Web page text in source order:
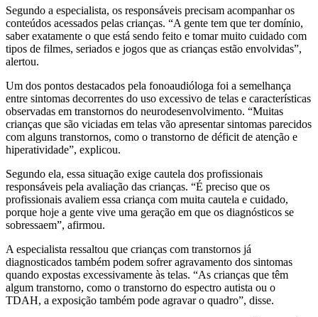
Segundo a especialista, os responsáveis precisam acompanhar os
conteúdos acessados pelas crianças. “A gente tem que ter domínio,
saber exatamente o que está sendo feito e tomar muito cuidado com
tipos de filmes, seriados e jogos que as crianças estão envolvidas”,
alertou.
Um dos pontos destacados pela fonoaudióloga foi a semelhança
entre sintomas decorrentes do uso excessivo de telas e características
observadas em transtornos do neurodesenvolvimento. “Muitas
crianças que são viciadas em telas vão apresentar sintomas parecidos
com alguns transtornos, como o transtorno de déficit de atenção e
hiperatividade”, explicou.
Segundo ela, essa situação exige cautela dos profissionais
responsáveis pela avaliação das crianças. “É preciso que os
profissionais avaliem essa criança com muita cautela e cuidado,
porque hoje a gente vive uma geração em que os diagnósticos se
sobressaem”, afirmou.
A especialista ressaltou que crianças com transtornos já
diagnosticados também podem sofrer agravamento dos sintomas
quando expostas excessivamente às telas. “As crianças que têm
algum transtorno, como o transtorno do espectro autista ou o
TDAH, a exposição também pode agravar o quadro”, disse.